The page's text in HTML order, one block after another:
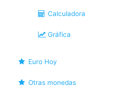
Calculadora
Gráfica
Euro Hoy
Otras monedas